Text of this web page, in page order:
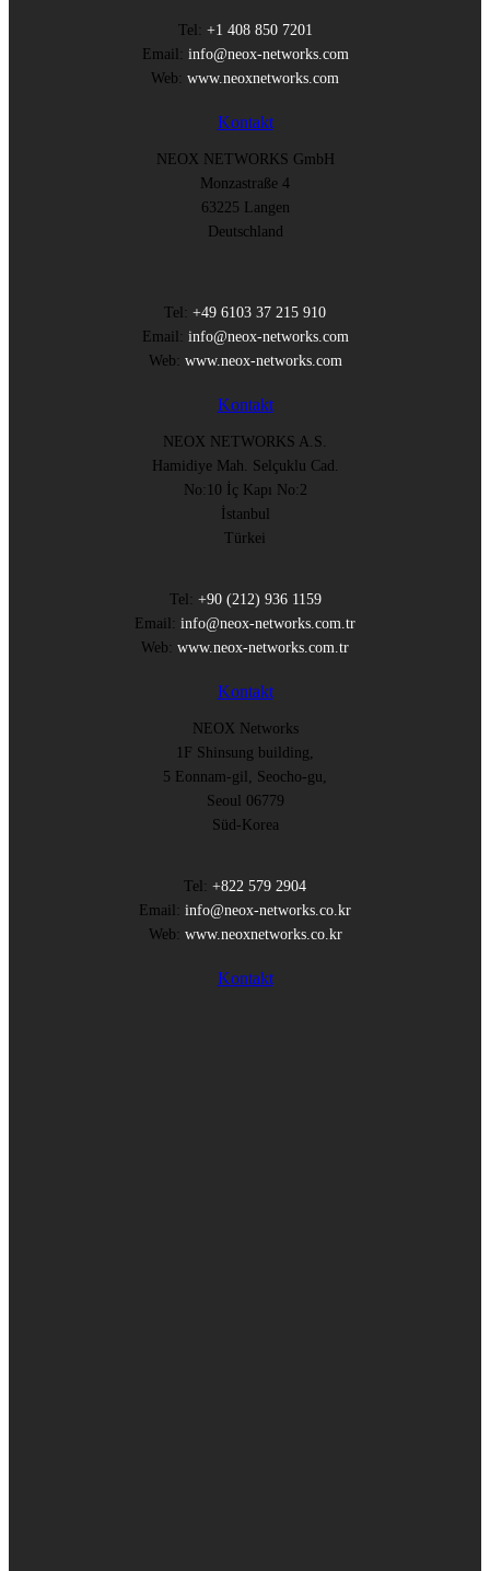
Tel: +1 408 850 7201
Email: info@neox-networks.com
Web: www.neoxnetworks.com
Kontakt
NEOX NETWORKS GmbH
Monzastraße 4
63225 Langen
Deutschland
Tel: +49 6103 37 215 910
Email: info@neox-networks.com
Web: www.neox-networks.com
Kontakt
NEOX NETWORKS A.S.
Hamidiye Mah. Selçuklu Cad.
No:10 İç Kapı No:2
İstanbul
Türkei
Tel: +90 (212) 936 1159
Email: info@neox-networks.com.tr
Web: www.neox-networks.com.tr
Kontakt
NEOX Networks
1F Shinsung building,
5 Eonnam-gil, Seocho-gu,
Seoul 06779
Süd-Korea
Tel: +822 579 2904
Email: info@neox-networks.co.kr
Web: www.neoxnetworks.co.kr
Kontakt